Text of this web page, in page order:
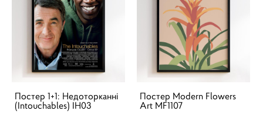
Постер 1+1: Недоторканні
(Intouchables) IH03
Постер Modern Flowers
Art MF1107